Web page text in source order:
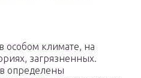
особом климате, на
загрязненных.
определены